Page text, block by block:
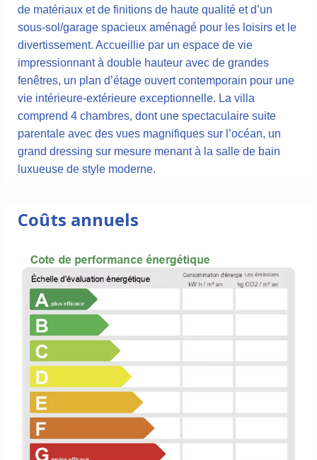
de matériaux et de finitions de haute qualité et d’un
sous-sol/garage spacieux aménagé pour les loisirs et le
divertissement. Accueillie par un espace de vie
impressionnant à double hauteur avec de grandes
fenêtres, un plan d’étage ouvert contemporain pour une
vie intérieure-extérieure exceptionnelle. La villa
comprend 4 chambres, dont une spectaculaire suite
parentale avec des vues magnifiques sur l’océan, un
grand dressing sur mesure menant à la salle de bain
luxueuse de style moderne.
Coûts annuels